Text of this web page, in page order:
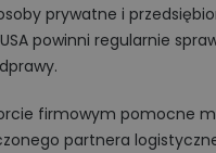
prywatne i
powinni regularnie
firmowym pomocne
partnera